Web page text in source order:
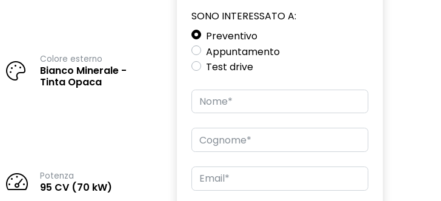
Colore esterno
Bianco Minerale -
Tinta Opaca
Potenza
95 CV (70 kW)
SONO INTERESSATO A:
Preventivo
Appuntamento
Test drive